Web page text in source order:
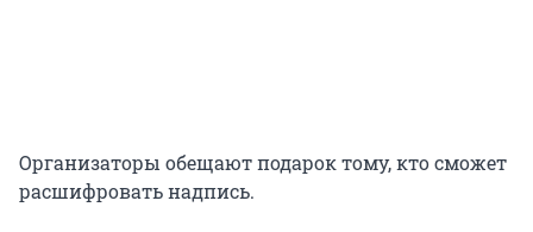
Организаторы обещают подарок тому, кто сможет
расшифровать надпись.